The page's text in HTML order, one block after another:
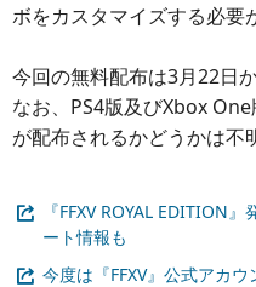
ボをカスタマイズする必要
今回の無料配布は3月22日
なお、PS4版及びXbox
が配布されるかどうかは不
『FFXV ROYAL EDITION
ート情報も
今度は『FFXV』公式アカ